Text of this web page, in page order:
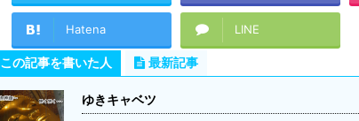
Hatena LINE
この記事を書いた人 最新記事
ゆきキャベツ